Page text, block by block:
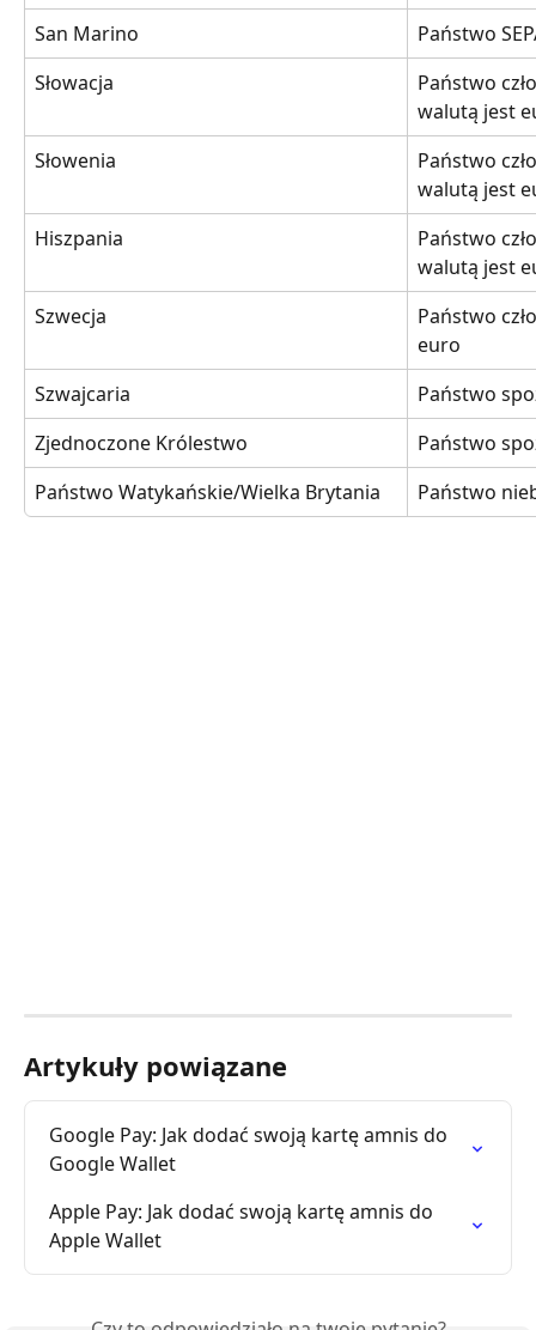
San Marino
Państwo
Słowacja
Państwo
walutą jest
Słowenia
Państwo
walutą jest
Hiszpania
Państwo
walutą jest
Szwecja
Państwo
euro
Szwajcaria
Państwo
Zjednoczone Królestwo
Państwo
Państwo Watykańskie/Wielka Brytania
Państwo
Artykuły powiązane
Google Pay: Jak dodać swoją kartę amnis do
Google Wallet
Apple Pay: Jak dodać swoją kartę amnis do
Apple Wallet